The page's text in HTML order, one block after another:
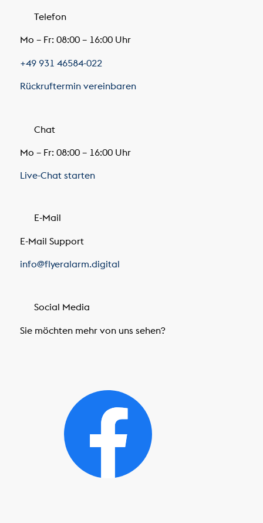
Telefon
Mo – Fr: 08:00 – 16:00 Uhr
+49 931 46584-022
Rückruftermin vereinbaren
Chat
Mo – Fr: 08:00 – 16:00 Uhr
Live-Chat starten
E-Mail
E-Mail Support
info@flyeralarm.digital
Social Media
Sie möchten mehr von uns sehen?